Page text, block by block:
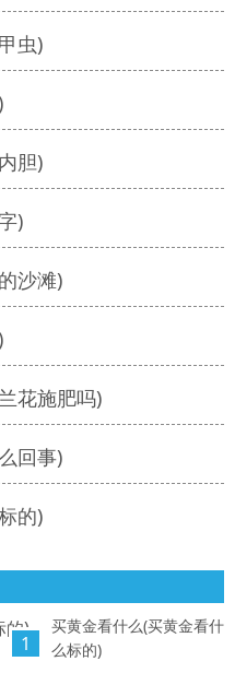
虫)
胆)
)
沙滩)
花施肥吗)
回事)
的)
1
买黄金看什么(买黄金看什
么标的)